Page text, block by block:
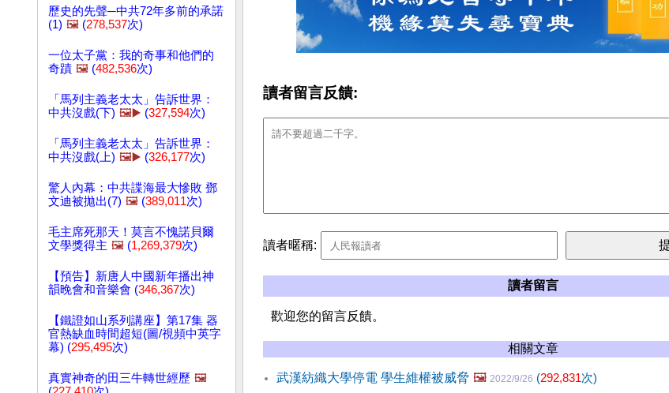
歷史的先聲─中共72年多前的承諾
(1) 🖼️ (278,537次)
一位太子黨：我的奇事和他們的
奇蹟 🖼️ (482,536次)
「馬列主義老太太」告訴世界：
中共沒戲(下) 🖼️▶️ (327,594次)
「馬列主義老太太」告訴世界：
中共沒戲(上) 🖼️▶️ (326,177次)
驚人內幕：中共諜海最大慘敗 鄧
文迪被拋出(7) 🖼️ (389,011次)
毛主席死那天！莫言不愧諾貝爾
文學獎得主 🖼️ (1,269,379次)
【預告】新唐人中國新年播出神
韻晚會和音樂會 (346,367次)
【鐵證如山系列講座】第17集 器
官熱缺血時間超短(圖/視頻中英字
幕) (295,495次)
真實神奇的田三牛轉世經歷 🖼️
讀者留言反饋:
讀者暱稱:
讀者留言
歡迎您的留言反饋。
相關文章
武漢紡織大學停電 學生維權被威脅 🖼️ 2022/9/26 (292,831次)